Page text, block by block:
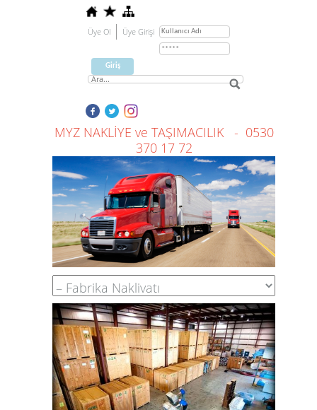
Üye Ol Üye Girişi
MYZ NAKLİYE ve TAŞIMACILIK - 0530
370 17 72